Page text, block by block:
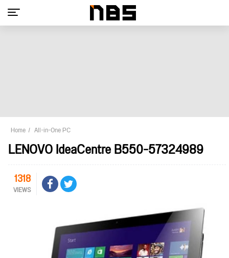
Home All-in-One PC
LENOVO IdeaCentre B550-57324989
1318
VIEWS